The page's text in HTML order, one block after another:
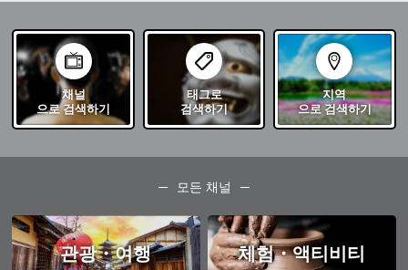
채널
으로 검색하기
태그로
검색하기
지역
으로 검색하기
모든 채널
관광・여행 체험・액티비티